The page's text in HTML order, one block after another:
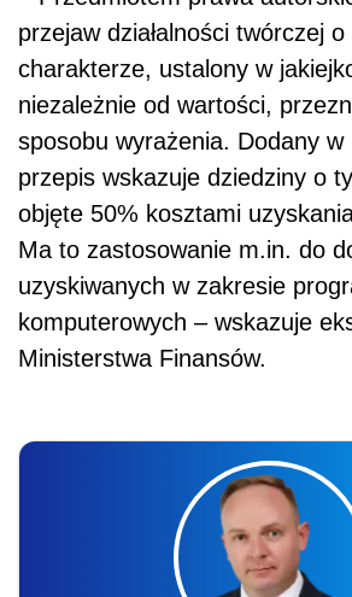
przejaw działalności twórczej
charakterze, ustalony w
niezależnie od wartości,
sposobu wyrażenia. Dodany w
przepis wskazuje dziedziny o
objęte 50% kosztami
Ma to zastosowanie m.in. do
uzyskiwanych w zakresie
komputerowych – wskazuje
Ministerstwa Finansów.